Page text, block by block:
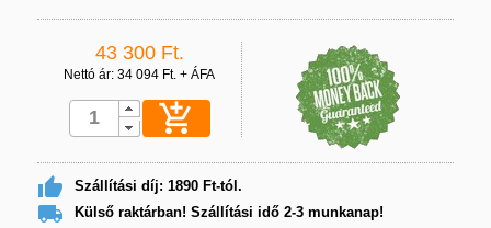
43 300 Ft.
Nettó ár: 34 094 Ft. + ÁFA

 Szállítási díj: 1890 Ft-tól.
 Külső raktárban! Szállítási idő 2-3 munkanap!